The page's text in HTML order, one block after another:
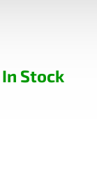
In Stock